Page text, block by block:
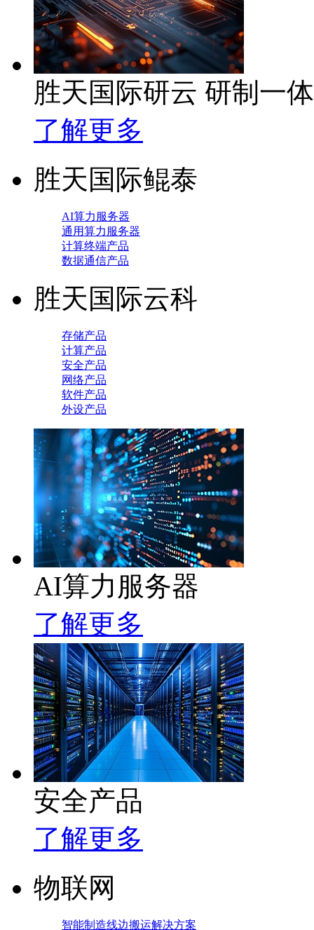
胜天国际研云 研制一
了解更多
胜天国际鲲泰
AI算力服务器
通用算力服务器
计算终端产品
数据通信产品
胜天国际云科
存储产品
计算产品
安全产品
网络产品
软件产品
外设产品
AI算力服务器
了解更多
安全产品
了解更多
物联网
智能制造线边搬运解决方案